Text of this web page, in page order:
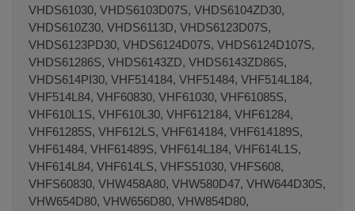
VHDS61030, VHDS6103D07S, VHDS6104ZD30,
VHDS610Z30, VHDS6113D, VHDS6123D07S,
VHDS6123PD30, VHDS6124D07S, VHDS6124D107S,
VHDS61286S, VHDS6143ZD, VHDS6143ZD86S,
VHDS614PI30, VHF514184, VHF51484, VHF514L184,
VHF514L84, VHF60830, VHF61030, VHF61085S,
VHF610L1S, VHF610L30, VHF612184, VHF61284,
VHF61285S, VHF612LS, VHF614184, VHF614189S,
VHF61484, VHF61489S, VHF614L184, VHF614L1S,
VHF614L84, VHF614LS, VHFS51030, VHFS608,
VHFS60830, VHW458A80, VHW580D47, VHW644D30S,
VHW654D80, VHW656D80, VHW854D80,